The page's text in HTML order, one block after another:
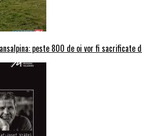
peste 800 de oi vor fi sacrificate